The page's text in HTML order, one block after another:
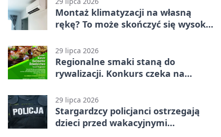
Montaż klimatyzacji na własną
rękę? To może skończyć się wysoką
29 lipca 2026
Regionalne smaki staną do
rywalizacji. Konkurs czeka na
29 lipca 2026
Stargardzcy policjanci ostrzegają
dzieci przed wakacyjnymi